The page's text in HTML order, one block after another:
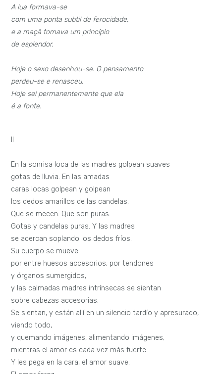
A lua formava-se
com uma ponta subtil de ferocidade,
e a maçã tomava um princípio
de esplendor.
Hoje o sexo desenhou-se. O pensamento
perdeu-se e renasceu.
Hoje sei permanentemente que ela
é a fonte.
II
En la sonrisa loca de las madres golpean suaves
gotas de lluvia. En las amadas
caras locas golpean y golpean
los dedos amarillos de las candelas.
Que se mecen. Que son puras.
Gotas y candelas puras. Y las madres
se acercan soplando los dedos fríos.
Su cuerpo se mueve
por entre huesos accesorios, por tendones
y órganos sumergidos,
y las calmadas madres intrínsecas se sientan
sobre cabezas accesorias.
Se sientan, y están allí en un silencio tardío y apresurado,
viendo todo,
y quemando imágenes, alimentando imágenes,
mientras el amor es cada vez más fuerte.
Y les pega en la cara, el amor suave.